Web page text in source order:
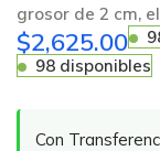
grosor de 2 cm,
$2,625.00
98 disponibles
Con